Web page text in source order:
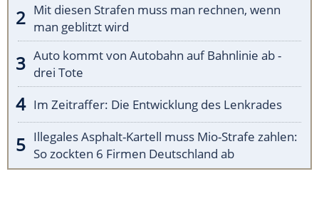
Mit diesen Strafen muss man rechnen, wenn
man geblitzt wird
Auto kommt von Autobahn auf Bahnlinie ab -
drei Tote
Im Zeitraffer: Die Entwicklung des Lenkrades
Illegales Asphalt-Kartell muss Mio-Strafe zahlen:
So zockten 6 Firmen Deutschland ab